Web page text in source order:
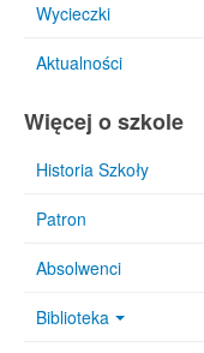
Wycieczki
Aktualności
Więcej o szkole
Historia Szkoły
Patron
Absolwenci
Biblioteka